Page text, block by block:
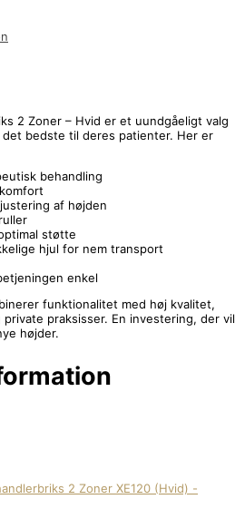
2 Zoner – Hvid er et uundgåeligt valg
bedste til deres patienter. Her er
behandling
af højden
støtte
hjul for nem transport
enkel
funktionalitet med høj kvalitet,
praksisser. En investering, der vil
højder.